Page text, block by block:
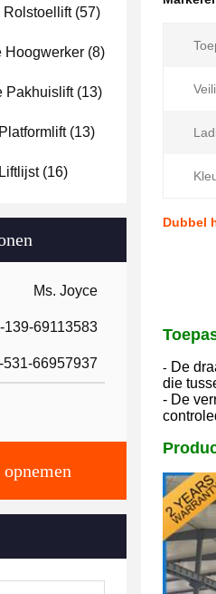
Rolstoellift(57)
Hoogwerker (8)
Pakhuislift(13)
(13)
(16)
Ms. Joyce
139-69113583
531-66957937
Dubbel
- De
die
- De